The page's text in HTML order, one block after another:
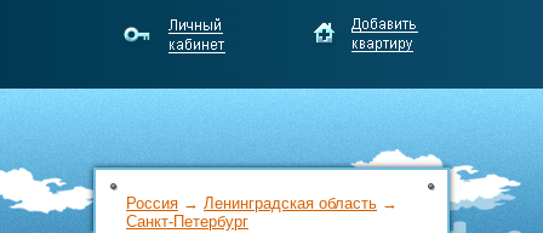
Россия → Ленинградская область →
Санкт-Петербург